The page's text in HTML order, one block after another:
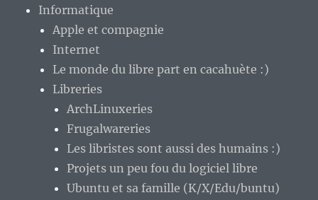
Informatique
Apple et compagnie
Internet
Le monde du libre part en cacahuète :)
Libreries
ArchLinuxeries
Frugalwareries
Les libristes sont aussi des humains :)
Projets un peu fou du logiciel libre
Ubuntu et sa famille (K/X/Edu/buntu)